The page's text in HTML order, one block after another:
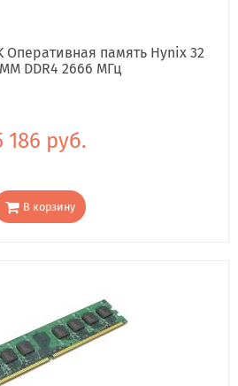
Оперативная память Hynix 32
DDR4 2666 МГц
186 руб.
В корзину